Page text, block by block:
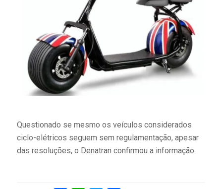
Questionado se mesmo os veículos considerados
ciclo-elétricos seguem sem regulamentação, apesar
das resoluções, o Denatran confirmou a informação.